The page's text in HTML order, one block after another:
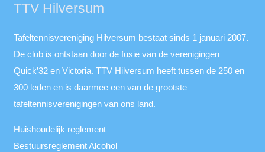
TTV Hilversum
Tafeltennisvereniging Hilversum bestaat sinds 1 januari 2007.
De club is ontstaan door de fusie van de verenigingen
Quick’32 en Victoria. TTV Hilversum heeft tussen de 250 en
300 leden en is daarmee een van de grootste
tafeltennisverenigingen van ons land.
Huishoudelijk reglement
Bestuursreglement Alcohol